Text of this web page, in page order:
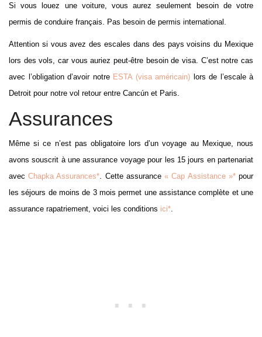
Si vous louez une voiture, vous aurez seulement besoin de votre
permis de conduire français. Pas besoin de permis international.
Attention si vous avez des escales dans des pays voisins du Mexique
lors des vols, car vous auriez peut-être besoin de visa. C’est notre cas
avec l’obligation d’avoir notre ESTA (visa américain) lors de l’escale à
Detroit pour notre vol retour entre Cancún et Paris.
Assurances
Même si ce n’est pas obligatoire lors d’un voyage au Mexique, nous
avons souscrit à une assurance voyage pour les 15 jours en partenariat
avecChapka Assurances* . Cette assurance« Cap Assistance »*pour
les séjours de moins de 3 mois permet une assistance complète et une
assurance rapatriement, voici les conditions ici*